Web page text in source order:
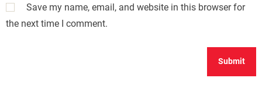
Save my name, email, and website in this browser for
the next time I comment.